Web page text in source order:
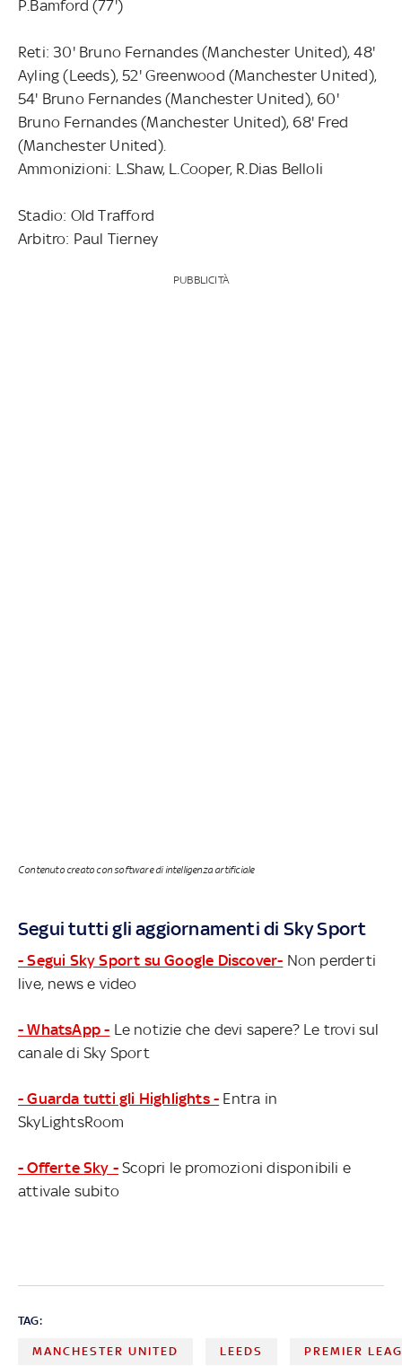
P.Bamford (77')
Reti: 30' Bruno Fernandes (Manchester United), 48'
Ayling (Leeds), 52' Greenwood (Manchester United),
54' Bruno Fernandes (Manchester United), 60'
Bruno Fernandes (Manchester United), 68' Fred
(Manchester United).
Ammonizioni: L.Shaw, L.Cooper, R.Dias Belloli
Stadio: Old Trafford
Arbitro: Paul Tierney
PUBBLICITÀ
Contenuto creato con software di intelligenza artificiale
Segui tutti gli aggiornamenti di Sky Sport
- Segui Sky Sport su Google Discover- Non perderti
live, news e video
- WhatsApp - Le notizie che devi sapere? Le trovi sul
canale di Sky Sport
- Guarda tutti gli Highlights - Entra in
SkyLightsRoom
- Offerte Sky - Scopri le promozioni disponibili e
attivale subito
TAG:
MANCHESTER UNITED LEEDS PREMIER